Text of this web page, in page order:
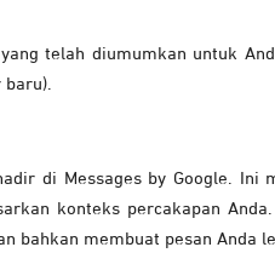
telah diumumkan untuk
baru).
di Messages by Google. Ini
konteks percakapan
bahkan membuat pesan Anda